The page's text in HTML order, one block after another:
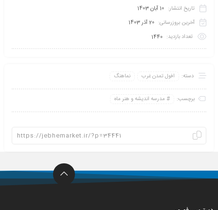
تاریخ انتشار: 10 آبان 1403
آخرین بروزرسانی: 20 آذر 1403
تعداد بازدید: 1440
دسته: افول تمدن غرب نماهنگ
برچسب: مدرسه اندیشه و هنر ماه